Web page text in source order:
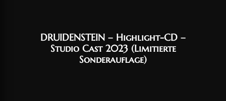
DRUIDENSTEIN – Highlight-CD –
Studio Cast 2023 (Limitierte
Sonderauflage)